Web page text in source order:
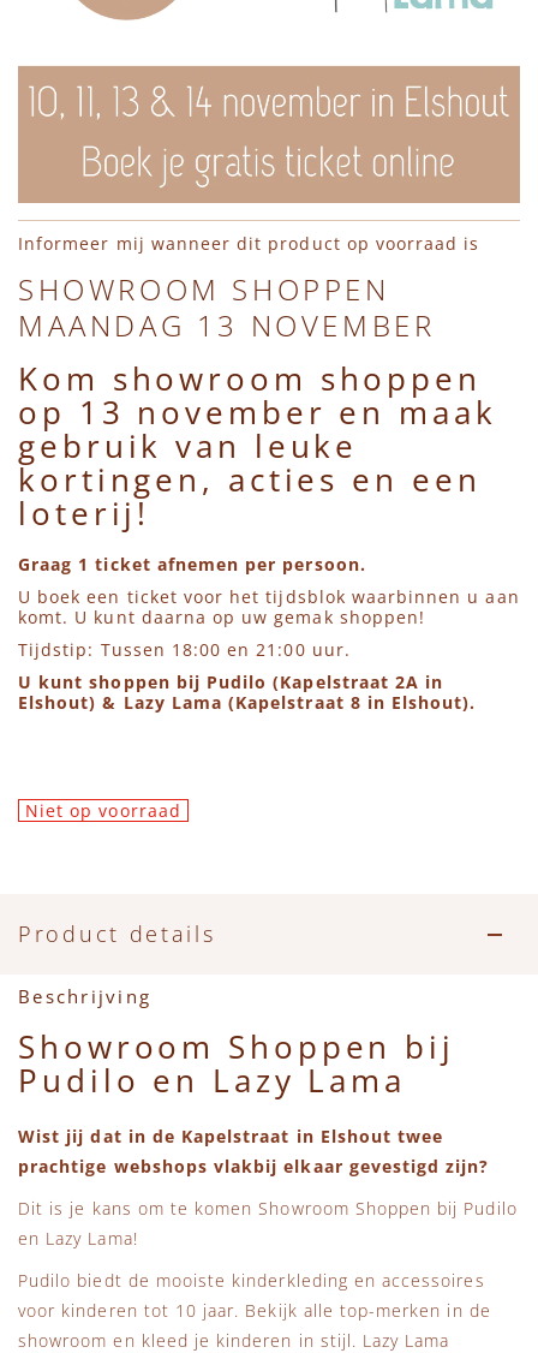
Leggings
Truien
Vesten
Shirts
Jumpsuits
Bodywarmers
Schoenen
Zwemkleding
Bodywarmers
Accessoires
Schoenen
Regenlaarzen
Jumpsuits
Vesten
Jassen
Bodywarmers
Schoenen
Regenlaarzen
Feestkleding
Haaraccessoires
Hydrofieldoeken & Swaddles
Interieur
Petten, Mutsen, Sjaals & Wanten
Pudilo Cadeaubon
Sieraden
Sloffen, Sokken & Maillots
Beren, Speendoekjes en Knuffeldoekjes
Tassen
Beren
Charlie Petite
Daily Brat
En Fant
Engel Natur
Émile et Ida
Konges Slojd
Lil' Atelier
Mini Rodini
+1 in the family
Piupiuchick
Sproet & Sprout
Tiny Cottons
Ga naar het begin van de afbeeldingen-gallerij
Informeer mij wanneer dit product op voorraad is
SHOWROOM SHOPPEN
MAANDAG 13 NOVEMBER
Kom showroom shoppen
op 13 november en maak
gebruik van leuke
kortingen, acties en een
loterij!
Graag 1 ticket afnemen per persoon.
U boek een ticket voor het tijdsblok waarbinnen u aan
komt. U kunt daarna op uw gemak shoppen!
Tijdstip: Tussen 18:00 en 21:00 uur.
U kunt shoppen bij Pudilo (Kapelstraat 2A in
Elshout) & Lazy Lama (Kapelstraat 8 in Elshout).
Niet op voorraad
Product details
Beschrijving
Showroom Shoppen bij
Pudilo en Lazy Lama
Wist jij dat in de Kapelstraat in Elshout twee
prachtige webshops vlakbij elkaar gevestigd zijn?
Dit is je kans om te komen Showroom Shoppen bij Pudilo
en Lazy Lama!
Pudilo biedt de mooiste kinderkleding en accessoires
voor kinderen tot 10 jaar. Bekijk alle top-merken in de
showroom en kleed je kinderen in stijl. Lazy Lama